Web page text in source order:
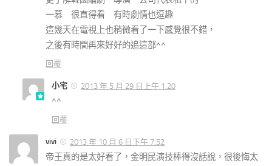
一慕 很直得看 有時劇情也逗趣
這幾天在電視上也稍微看了一下感覺很不錯，
之後有時間再來好好的追這部^^
回覆
小宅 2013 年 5 月 29 日上午 1:20
^^
回覆
vivi 2013 年 10 月 6 日下午 7:52
帝王真的是太好看了，金明民演技棒得沒話說，很後悔太